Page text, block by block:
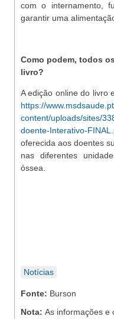
com o internamento,
garantir uma
Como podem, todos
livro?
A edição online do livro
https://
content/uploads/sites/
doente-Interativo-
oferecida aos doentes
nas diferentes
óssea.
Notícias
Fonte: Burson
Nota: As informações e